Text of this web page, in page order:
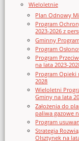
Wieloletnie
Plan Odnowy
Program
2023-2026 z
Gminny
Program
Program
na lata 2023-
Program Opieki
2028
Wieloletni
Gminy na lata
Założenia do
paliwa gazowe
Program
Strategia
Olsztynek na